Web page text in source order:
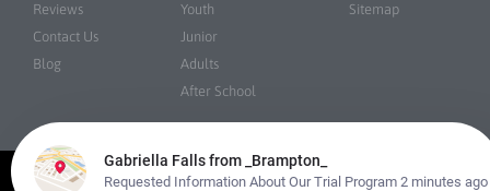
Reviews
Contact Us
Blog
Youth
Junior
Adults
After School
Sitemap